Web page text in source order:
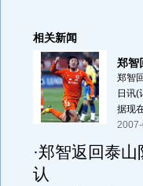
相关新闻
郑智
郑智
日讯(
据现
·郑智返回泰山
认